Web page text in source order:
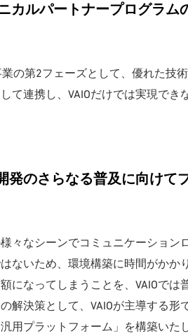
カルパートナープログラム
業の第2フェーズとして、優れた技
て連携し、VAIOだけでは実現で
発のさらなる普及に向けて
々なシーンでコミュニケーショ
ないため、環境構築に時間がか
になってしまうことを、VAIOで
解決策として、VAIOが主導する
用プラットフォーム」を構築いた